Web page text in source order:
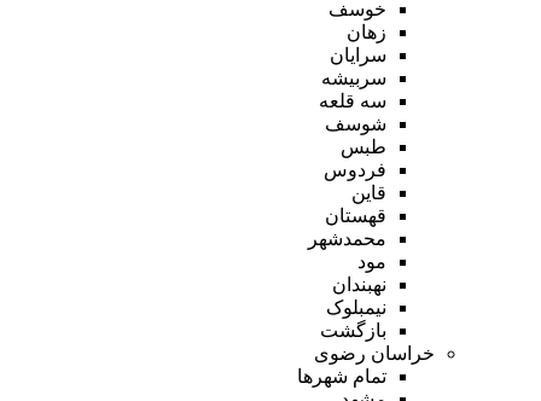
خوسف
زهان
سرایان
سربیشه
سه قلعه
شوسف
طبس
فردوس
قاین
قهستان
محمدشهر
مود
نهبندان
نیمبلوک
بازگشت
خراسان رضوی
تمام شهر‌ها